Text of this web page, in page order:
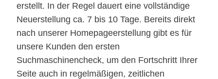
erstellt. In der Regel dauert eine vollständige
Neuerstellung ca. 7 bis 10 Tage. Bereits direkt
nach unserer Homepageerstellung gibt es für
unsere Kunden den ersten
Suchmaschinencheck, um den Fortschritt Ihrer
Seite auch in regelmäßigen, zeitlichen